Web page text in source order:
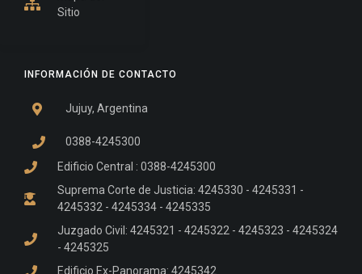
INFORMACIÓN DE CONTACTO
Jujuy, Argentina
0388-4245300
Edificio Central : 0388-4245300
Suprema Corte de Justicia: 4245330 - 4245331 -
4245332 - 4245334 - 4245335
Juzgado Civil: 4245321 - 4245322 - 4245323 - 4245324
- 4245325
Edificio Ex-Panorama: 4245342
Sitio